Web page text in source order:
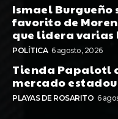
Ismael Burgueño
favorito de
que lidera varias
POLÍTICA 6 agosto, 2026
Tienda Papalotl
mercado
PLAYAS DE ROSARITO 6